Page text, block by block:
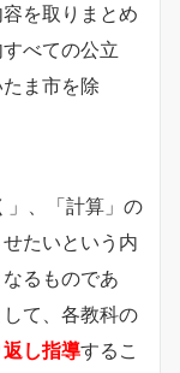
を取りまとめ
べての公立
ま市を除
、「計算」の
たいという内
るものであ
て、各教科の
し指導するこ